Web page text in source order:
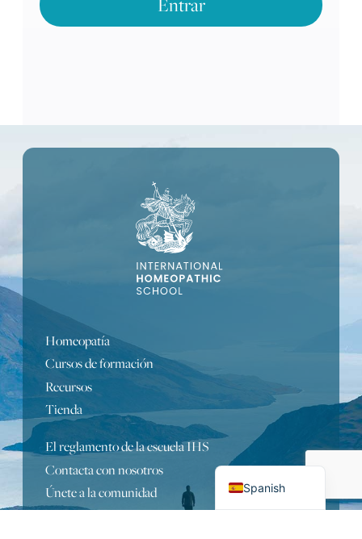
Homeopatía
Cursos de formación
Recursos
Tienda
El reglamento de la escuela IHS
Contacta con nosotros
Únete a la comunidad
Spanish
English
German